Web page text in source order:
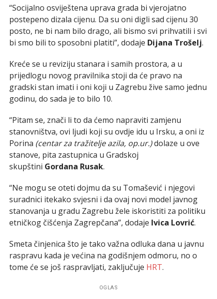
“Socijalno osviještena uprava grada bi vjerojatno
postepeno dizala cijenu. Da su oni digli sad cijenu 30
posto, ne bi nam bilo drago, ali bismo svi prihvatili i svi
bi smo bili to sposobni platiti”, dodaje Dijana Trošelj.
Kreće se u reviziju stanara i samih prostora, a u
prijedlogu novog pravilnika stoji da će pravo na
gradski stan imati i oni koji u Zagrebu žive samo jednu
godinu, do sada je to bilo 10.
“Pitam se, znači li to da ćemo napraviti zamjenu
stanovništva, ovi ljudi koji su ovdje idu u Irsku, a oni iz
Porina (centar za tražitelje azila, op.ur.)dolaze u ove
stanove, pita zastupnica u Gradskoj
skupštini Gordana Rusak.
“Ne mogu se oteti dojmu da su Tomašević i njegovi
suradnici itekako svjesni i da ovaj novi model javnog
stanovanja u gradu Zagrebu žele iskoristiti za politiku
etničkog čišćenja Zagrepčana”, dodaje Ivica Lovrić.
Smeta činjenica što je tako važna odluka dana u javnu
raspravu kada je većina na godišnjem odmoru, no o
tome će se još raspravljati, zaključuje HRT.
OGLAS